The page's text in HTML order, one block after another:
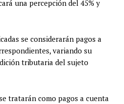
una percepción del 45% y
se considerarán pagos a
variando su
tributaria del sujeto
tratarán como pagos a cuenta